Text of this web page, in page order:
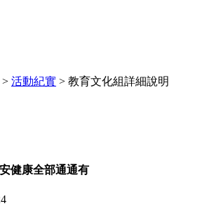
> 活動紀實 > 教育文化組詳細說明
健康全部通通有